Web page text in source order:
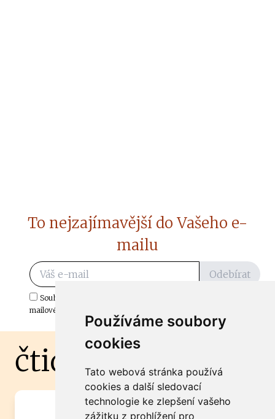
Používáme soubory
cookies
Tato webová stránka používá
cookies a další sledovací
technologie ke zlepšení vašeho
zážitku z prohlížení pro
To nejzajímavější do Vašeho e-
mailu
Odebírat
Souhlasím s odběrem důležitých zpráv ze ČtiDoma.cz do mé e-
mailové schránky.
čtidoma.cz
Máte zajímavou informaci? Chcete